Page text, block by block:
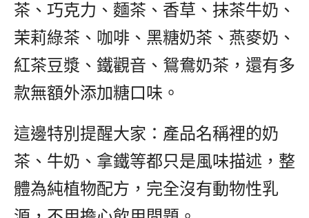
茶、巧克力、麵茶、香草、抹茶牛奶、
茉莉綠茶、咖啡、黑糖奶茶、燕麥奶、
紅茶豆漿、鐵觀音、鴛鴦奶茶，還有多
款無額外添加糖口味。
這邊特別提醒大家：產品名稱裡的奶
茶、牛奶、拿鐵等都只是風味描述，整
體為純植物配方，完全沒有動物性乳